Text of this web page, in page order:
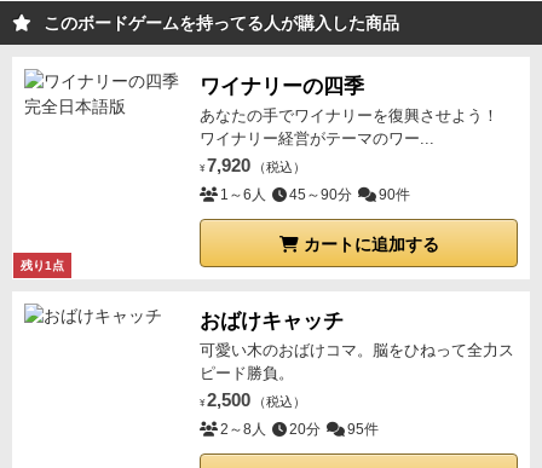
このボードゲームを持ってる人が購入した商品
残り1点
ワイナリーの四季
あなたの手でワイナリーを復興させよう！
ワイナリー経営がテーマのワー...
¥ 7,920 （税込）
1～6人 45～90分 90件
カートに追加する
おばけキャッチ
可愛い木のおばけコマ。脳をひねって全力ス
ピード勝負。
¥ 2,500 （税込）
2～8人 20分 95件